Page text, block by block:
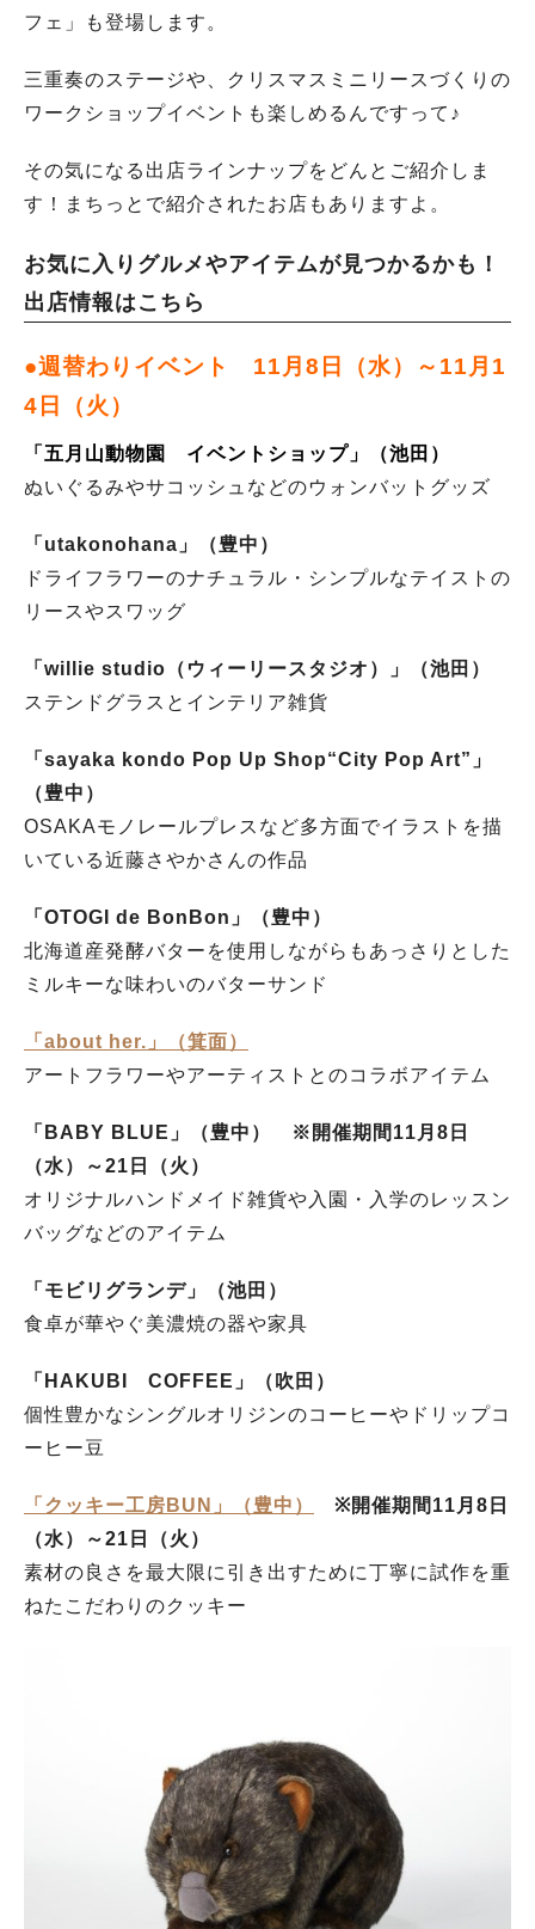
フェ」も登場します。
三重奏のステージや、クリスマスミニリースづくりの
ワークショップイベントも楽しめるんですって♪
その気になる出店ラインナップをどんとご紹介しま
す！まちっとで紹介されたお店もありますよ。
お気に入りグルメやアイテムが見つかるかも！
出店情報はこちら
●週替わりイベント 11月8日（水）～11月1
4日（火）
「五月山動物園 イベントショップ」（池田）
ぬいぐるみやサコッシュなどのウォンバットグッズ
「utakonohana」（豊中）
ドライフラワーのナチュラル・シンプルなテイストの
リースやスワッグ
「willie studio（ウィーリースタジオ）」（池田）
ステンドグラスとインテリア雑貨
「sayaka kondo Pop Up Shop“City Pop Art”」
（豊中）
OSAKAモノレールプレスなど多方面でイラストを描
いている近藤さやかさんの作品
「OTOGI de BonBon」（豊中）
北海道産発酵バターを使用しながらもあっさりとした
ミルキーな味わいのバターサンド
「about her.」（箕面）
アートフラワーやアーティストとのコラボアイテム
「BABY BLUE」（豊中） ※開催期間11月8日
（水）～21日（火）
オリジナルハンドメイド雑貨や入園・入学のレッスン
バッグなどのアイテム
「モビリグランデ」（池田）
食卓が華やぐ美濃焼の器や家具
「HAKUBI COFFEE」（吹田）
個性豊かなシングルオリジンのコーヒーやドリップコ
ーヒー豆
「クッキー工房BUN」（豊中）
※開催期間11月8日
（水）～21日（火）
素材の良さを最大限に引き出すために丁寧に試作を重
ねたこだわりのクッキー